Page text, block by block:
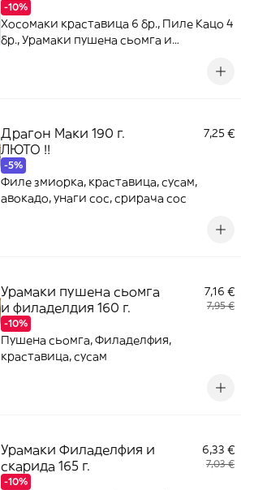
-10%
Хосомаки краставица 6 бр., Пиле Кацо 4
бр., Урамаки пушена сьомга и
Драгон Маки 190 г.
ЛЮТО !!
-5%
7,25 €
Филе змиорка, краставица, сусам,
авокадо, унаги сос, срирача сос
Урамаки пушена сьомга
и филаделдия 160 г.
-10%
7,16 €
7,95 €
Пушена сьомга, Филаделфия,
краставица, сусам
Урамаки Филаделфия и
скарида 165 г.
-10%
6,33 €
7,03 €